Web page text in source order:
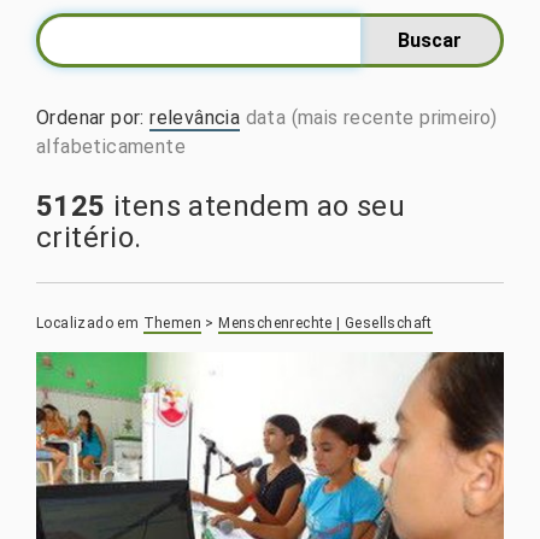
Ordenar por:relevância data (mais recente primeiro)
alfabeticamente
5125 itens atendem ao seu
critério.
Localizado em Themen > Menschenrechte | Gesellschaft